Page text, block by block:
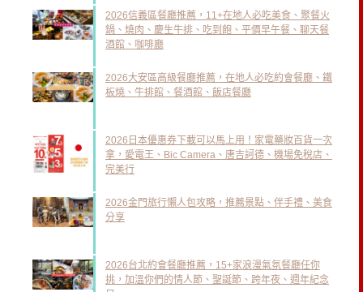
2026信義區餐廳推薦，11+在地人必吃美食、聚餐火
鍋、燒肉、慶生牛排、吃到飽、平價早午餐、聊天餐
酒館、咖啡廳
2026大安區高級餐廳推薦，在地人必吃約會餐廳、鐵
板燒、牛排館、餐酒館、飯店餐廳
2026日本優惠券下載可以馬上用！家電藥妝百貨一次
拿，愛電王、Bic Camera、唐吉訶德、機場免稅店、
完美行
2026金門旅行懶人包攻略，推薦景點、伴手禮、美食
分享
2026台北約會餐廳推薦，15+家浪漫氣氛餐廳任你
挑，加溫你們的情人節、聖誕節、跨年夜、週年紀念